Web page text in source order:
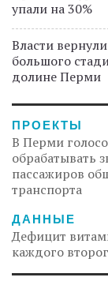
упали на 30%
Власти
большого
долине Перми
ПРОЕКТЫ
В Перми
обрабатывать
пассажиров
транспорта
ДАННЫЕ
Дефицит
каждого